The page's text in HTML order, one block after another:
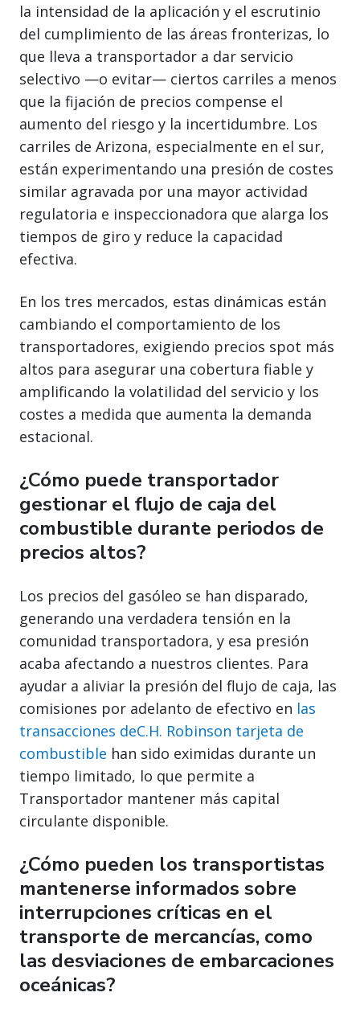
la intensidad de la aplicación y el escrutinio
del cumplimiento de las áreas fronterizas, lo
que lleva a transportador a dar servicio
selectivo —o evitar— ciertos carriles a menos
que la fijación de precios compense el
aumento del riesgo y la incertidumbre. Los
carriles de Arizona, especialmente en el sur,
están experimentando una presión de costes
similar agravada por una mayor actividad
regulatoria e inspeccionadora que alarga los
tiempos de giro y reduce la capacidad
efectiva.
En los tres mercados, estas dinámicas están
cambiando el comportamiento de los
transportadores, exigiendo precios spot más
altos para asegurar una cobertura fiable y
amplificando la volatilidad del servicio y los
costes a medida que aumenta la demanda
estacional.
¿Cómo puede transportador
gestionar el flujo de caja del
combustible durante periodos de
precios altos?
Los precios del gasóleo se han disparado,
generando una verdadera tensión en la
comunidad transportadora, y esa presión
acaba afectando a nuestros clientes. Para
ayudar a aliviar la presión del flujo de caja, las
comisiones por adelanto de efectivo en las
transacciones deC.H. Robinson tarjeta de
combustible han sido eximidas durante un
tiempo limitado, lo que permite a
Transportador mantener más capital
circulante disponible.
¿Cómo pueden los transportistas
mantenerse informados sobre
interrupciones críticas en el
transporte de mercancías, como
las desviaciones de embarcaciones
oceánicas?